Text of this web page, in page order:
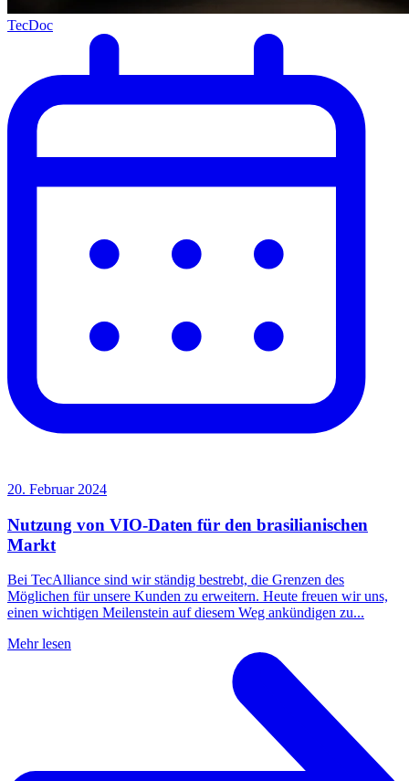
TecDoc
20. Februar 2024
Nutzung von VIO-Daten für den brasilianischen
Markt
Bei TecAlliance sind wir ständig bestrebt, die Grenzen des
Möglichen für unsere Kunden zu erweitern. Heute freuen wir uns,
einen wichtigen Meilenstein auf diesem Weg ankündigen zu...
Mehr lesen